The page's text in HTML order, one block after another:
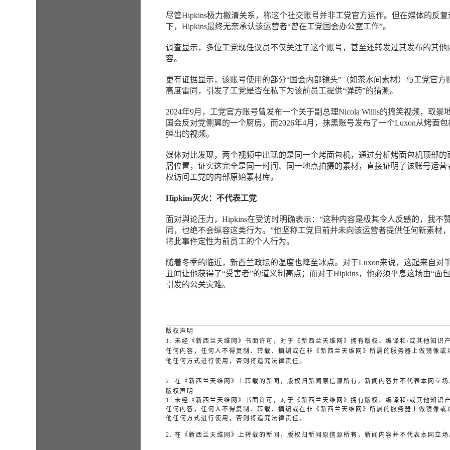
尽管Hipkins极力撇清关系，称这个社交账号并非工党官方运作。但在媒体的反复
下，Hipkins最终无奈承认该运营者“曾在工党国会办公室工作”。
调查显示，多位工党现任议员不仅关注了这个账号，甚至还转发过其发布的其他
容。
更有证据显示，该账号使用的部分“国会内部镜头”（如茶水间素材）与工党官方
高度雷同，引发了工党是否在私下为该前员工提供“弹药”的猜测。
2024年9月，工党官方账号曾发布一个关于副总理Nicola Willis的搞笑视频，取景
国会反对党侧翼的一个厨房。而2026年4月，抹黑账号发布了一个Luxon从烤面包
弹出的视频。
媒体对比发现，两个视频中出现的是同一个烤面包机，通过分析烤面包机顶部的
屑位置，证实这完全是同一时间、同一地点拍摄的素材，直接证明了该账号运营
权访问工党的内部原始素材库。
Hipkins灭火：不代表工党
面对舆论压力，Hipkins在受访时明确表示：“这种内容是极其令人反感的，我不
同，也绝不会纵容这类行为。”他坚称工党目前并未向该运营者提供任何新素材
将此事件定性为前员工的个人行为。
随着冬季的临近，新西兰政坛的温度也降至冰点。对于Luxon来说，这起来自对
丑闻让他获得了“受害者”的道义制高点；而对于Hipkins，他必须平息这场由“面
引发的公关灾难。
版权声明
1. 未经《新西兰天维网》书面许可，对于《新西兰天维网》拥有版权、编译和/或其他知识
任何内容，任何人不得复制、转载、摘编或在非《新西兰天维网》所属的服务器上做镜像或
他任何方式进行使用，否则将追究法律责任。
2. 在《新西兰天维网》上转载的新闻，版权归新闻原信源所有，新闻内容并不代表本网立
版权声明
1. 未经《新西兰天维网》书面许可，对于《新西兰天维网》拥有版权、编译和/或其他知识
任何内容，任何人不得复制、转载、摘编或在非《新西兰天维网》所属的服务器上做镜像或
他任何方式进行使用，否则将追究法律责任。
2. 在《新西兰天维网》上转载的新闻，版权归新闻原信源所有，新闻内容并不代表本网立